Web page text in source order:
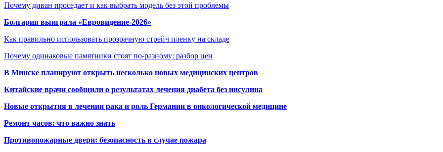
Почему диван проседает и как выбрать модель без этой проблемы
Болгария выиграла «Евровидение-2026»
Как правильно использовать прозрачную стрейч пленку на складе
Почему одинаковые памятники стоят по-разному: разбор цен
В Минске планируют открыть несколько новых медицинских центров
Китайские врачи сообщили о результатах лечения диабета без инсулина
Новые открытия в лечении рака и роль Германии в онкологической медицине
Ремонт часов: что важно знать
Противопожарные двери: безопасность в случае пожара